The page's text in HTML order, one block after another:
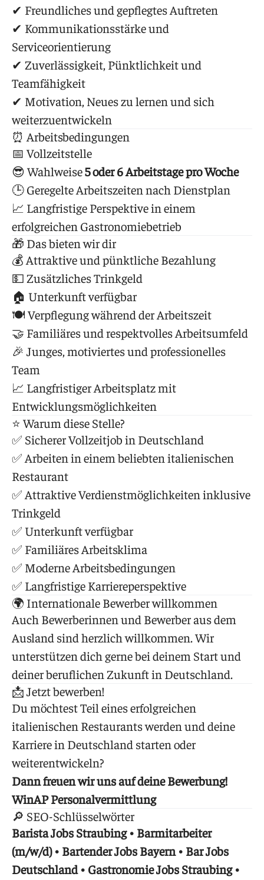
✔ Freundliches und gepflegtes Auftreten
✔ Kommunikationsstärke und
Serviceorientierung
✔ Zuverlässigkeit, Pünktlichkeit und
Teamfähigkeit
✔ Motivation, Neues zu lernen und sich
weiterzuentwickeln
⏰ Arbeitsbedingungen
📅 Vollzeitstelle
😎 Wahlweise5 oder 6 Arbeitstage pro Woche
🕒 Geregelte Arbeitszeiten nach Dienstplan
📈 Langfristige Perspektive in einem
erfolgreichen Gastronomiebetrieb
🎁 Das bieten wir dir
💰 Attraktive und pünktliche Bezahlung
💵 Zusätzliches Trinkgeld
🏠 Unterkunft verfügbar
🍽️ Verpflegung während der Arbeitszeit
🤝 Familiäres und respektvolles Arbeitsumfeld
🎉 Junges, motiviertes und professionelles
Team
📈 Langfristiger Arbeitsplatz mit
Entwicklungsmöglichkeiten
⭐ Warum diese Stelle?
✅ Sicherer Vollzeitjob in Deutschland
✅ Arbeiten in einem beliebten italienischen
Restaurant
✅ Attraktive Verdienstmöglichkeiten inklusive
Trinkgeld
✅ Unterkunft verfügbar
✅ Familiäres Arbeitsklima
✅ Moderne Arbeitsbedingungen
✅ Langfristige Karriereperspektive
🌍 Internationale Bewerber willkommen
Auch Bewerberinnen und Bewerber aus dem
Ausland sind herzlich willkommen. Wir
unterstützen dich gerne bei deinem Start und
deiner beruflichen Zukunft in Deutschland.
📩 Jetzt bewerben!
Du möchtest Teil eines erfolgreichen
italienischen Restaurants werden und deine
Karriere in Deutschland starten oder
weiterentwickeln?
Dann freuen wir uns auf deine Bewerbung!
WinAP Personalvermittlung
🔎 SEO-Schlüsselwörter
Barista Jobs Straubing • Barmitarbeiter
(m/w/d) • Bartender Jobs Bayern • Bar Jobs
Deutschland • Gastronomie Jobs Straubing •